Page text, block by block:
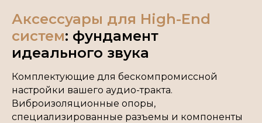
Аксессуары для High-End
систем: фундамент
идеального звука
Комплектующие для бескомпромиссной
настройки вашего аудио-тракта.
Виброизоляционные опоры,
специализированные разъемы и компоненты